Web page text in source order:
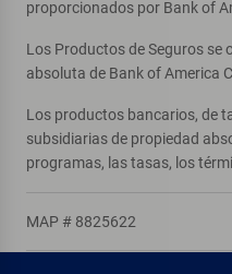
proporcionados por Bank of
Los Productos de Seguros se
absoluta de Bank of America
Los productos bancarios, de
subsidiarias de propiedad
programas, las tasas, los
MAP # 8825622